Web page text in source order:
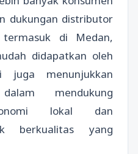
dukungan distributor
di Medan,
didapatkan oleh
juga menunjukkan
mendukung
lokal dan
berkualitas yang